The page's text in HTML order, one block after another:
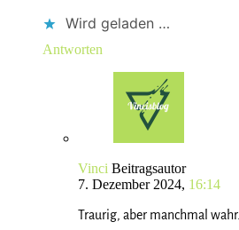
Wird geladen …
Antworten
Vinci Beitragsautor
7. Dezember 2024, 16:14
Traurig, aber manchmal wahr…